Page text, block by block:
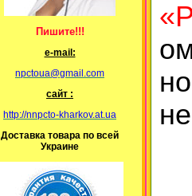
Пишите!!!
е-mail:
npctoua@gmail.com
сайт :
http://nnpcto-kharkov.at.ua
Доставка товара по всей
Украине